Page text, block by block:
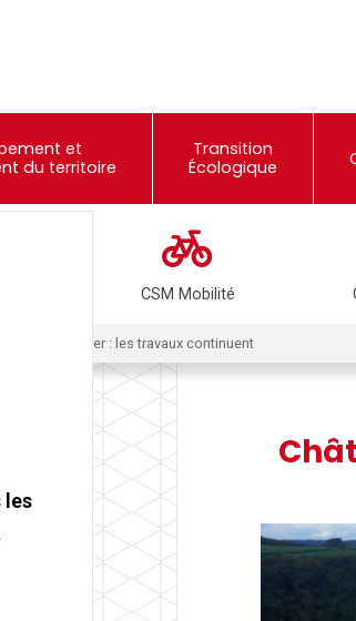
et
du territoire
Transition
Écologique
CSM Mobilité
Château-Rocher : les travaux continuent
les